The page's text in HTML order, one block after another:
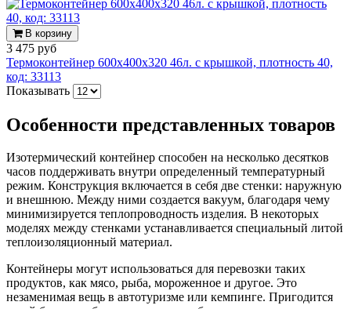
В корзину
3 475 руб
Термоконтейнер 600х400х320 46л. с крышкой, плотность 40,
код: 33113
Показывать
Особенности представленных товаров
Изотермический контейнер способен на несколько десятков
часов поддерживать внутри определенный температурный
режим. Конструкция включается в себя две стенки: наружную
и внешнюю. Между ними создается вакуум, благодаря чему
минимизируется теплопроводность изделия. В некоторых
моделях между стенками устанавливается специальный литой
теплоизоляционный материал.
Контейнеры могут использоваться для перевозки таких
продуктов, как мясо, рыба, мороженное и другое. Это
незаменимая вещь в автотуризме или кемпинге. Пригодится